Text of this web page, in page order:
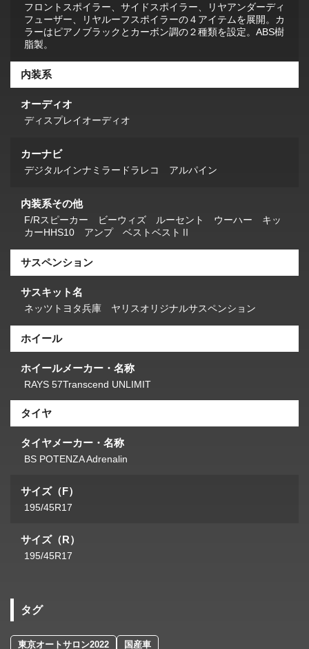
フロントスポイラー、サイドスポイラー、リヤアンダーディ
フューザー、リヤルーフスポイラーの４アイテムを展開。カ
ラーはピアノブラックとカーボン調の２種類を設定。ABS樹
脂製。
内装系
オーディオ
ディスプレイオーディオ
カーナビ
デジタルインナミラードラレコ アルパイン
内装系その他
F/Rスピーカー ビーウィズ ルーセント ウーハー キッ
カーHHS10 アンプ ベストベストⅡ
サスペンション
サスキット名
ネッツトヨタ兵庫 ヤリスオリジナルサスペンション
ホイール
ホイールメーカー・名称
RAYS 57Transcend UNLIMIT
タイヤ
タイヤメーカー・名称
BS POTENZA Adrenalin
サイズ（F）
195/45R17
サイズ（R）
195/45R17
タグ
東京オートサロン2022 国産車